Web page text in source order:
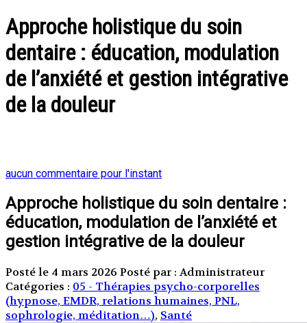
Approche holistique du soin
dentaire : éducation, modulation
de l’anxiété et gestion intégrative
de la douleur
aucun commentaire pour l'instant
Approche holistique du soin dentaire :
éducation, modulation de l’anxiété et
gestion intégrative de la douleur
Posté le 4 mars 2026 Posté par : Administrateur
Catégories : 05 - Thérapies psycho-corporelles
(hypnose, EMDR, relations humaines, PNL,
sophrologie, méditation…), Santé